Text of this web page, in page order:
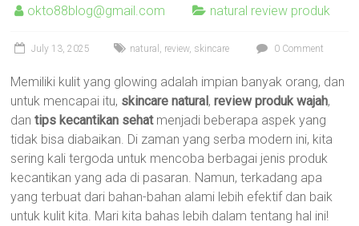
okto88blog@gmail.com natural review produk
July 13, 2025 natural , review, skincare 0 Comment
Memiliki kulit yang glowing adalah impian banyak orang, dan
untuk mencapai itu, skincare natural,review produk wajah,
dantips kecantikan sehatmenjadi beberapa aspek yang
tidak bisa diabaikan. Di zaman yang serba modern ini, kita
sering kali tergoda untuk mencoba berbagai jenis produk
kecantikan yang ada di pasaran. Namun, terkadang apa
yang terbuat dari bahan-bahan alami lebih efektif dan baik
untuk kulit kita. Mari kita bahas lebih dalam tentang hal ini!